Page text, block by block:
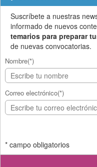
Suscríbete a nuestras
informado de nuevos
temarios para preparar
de nuevas convocatorias.
Nombre(*)
Correo electrónico(*)
* campo obligatorios